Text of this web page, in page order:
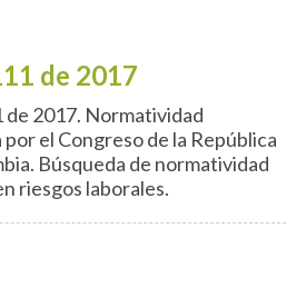
de 2017
de 2017. Normatividad
por el Congreso de la República
Búsqueda de normatividad
riesgos laborales.